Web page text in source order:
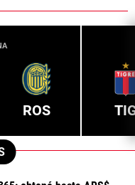
ROS